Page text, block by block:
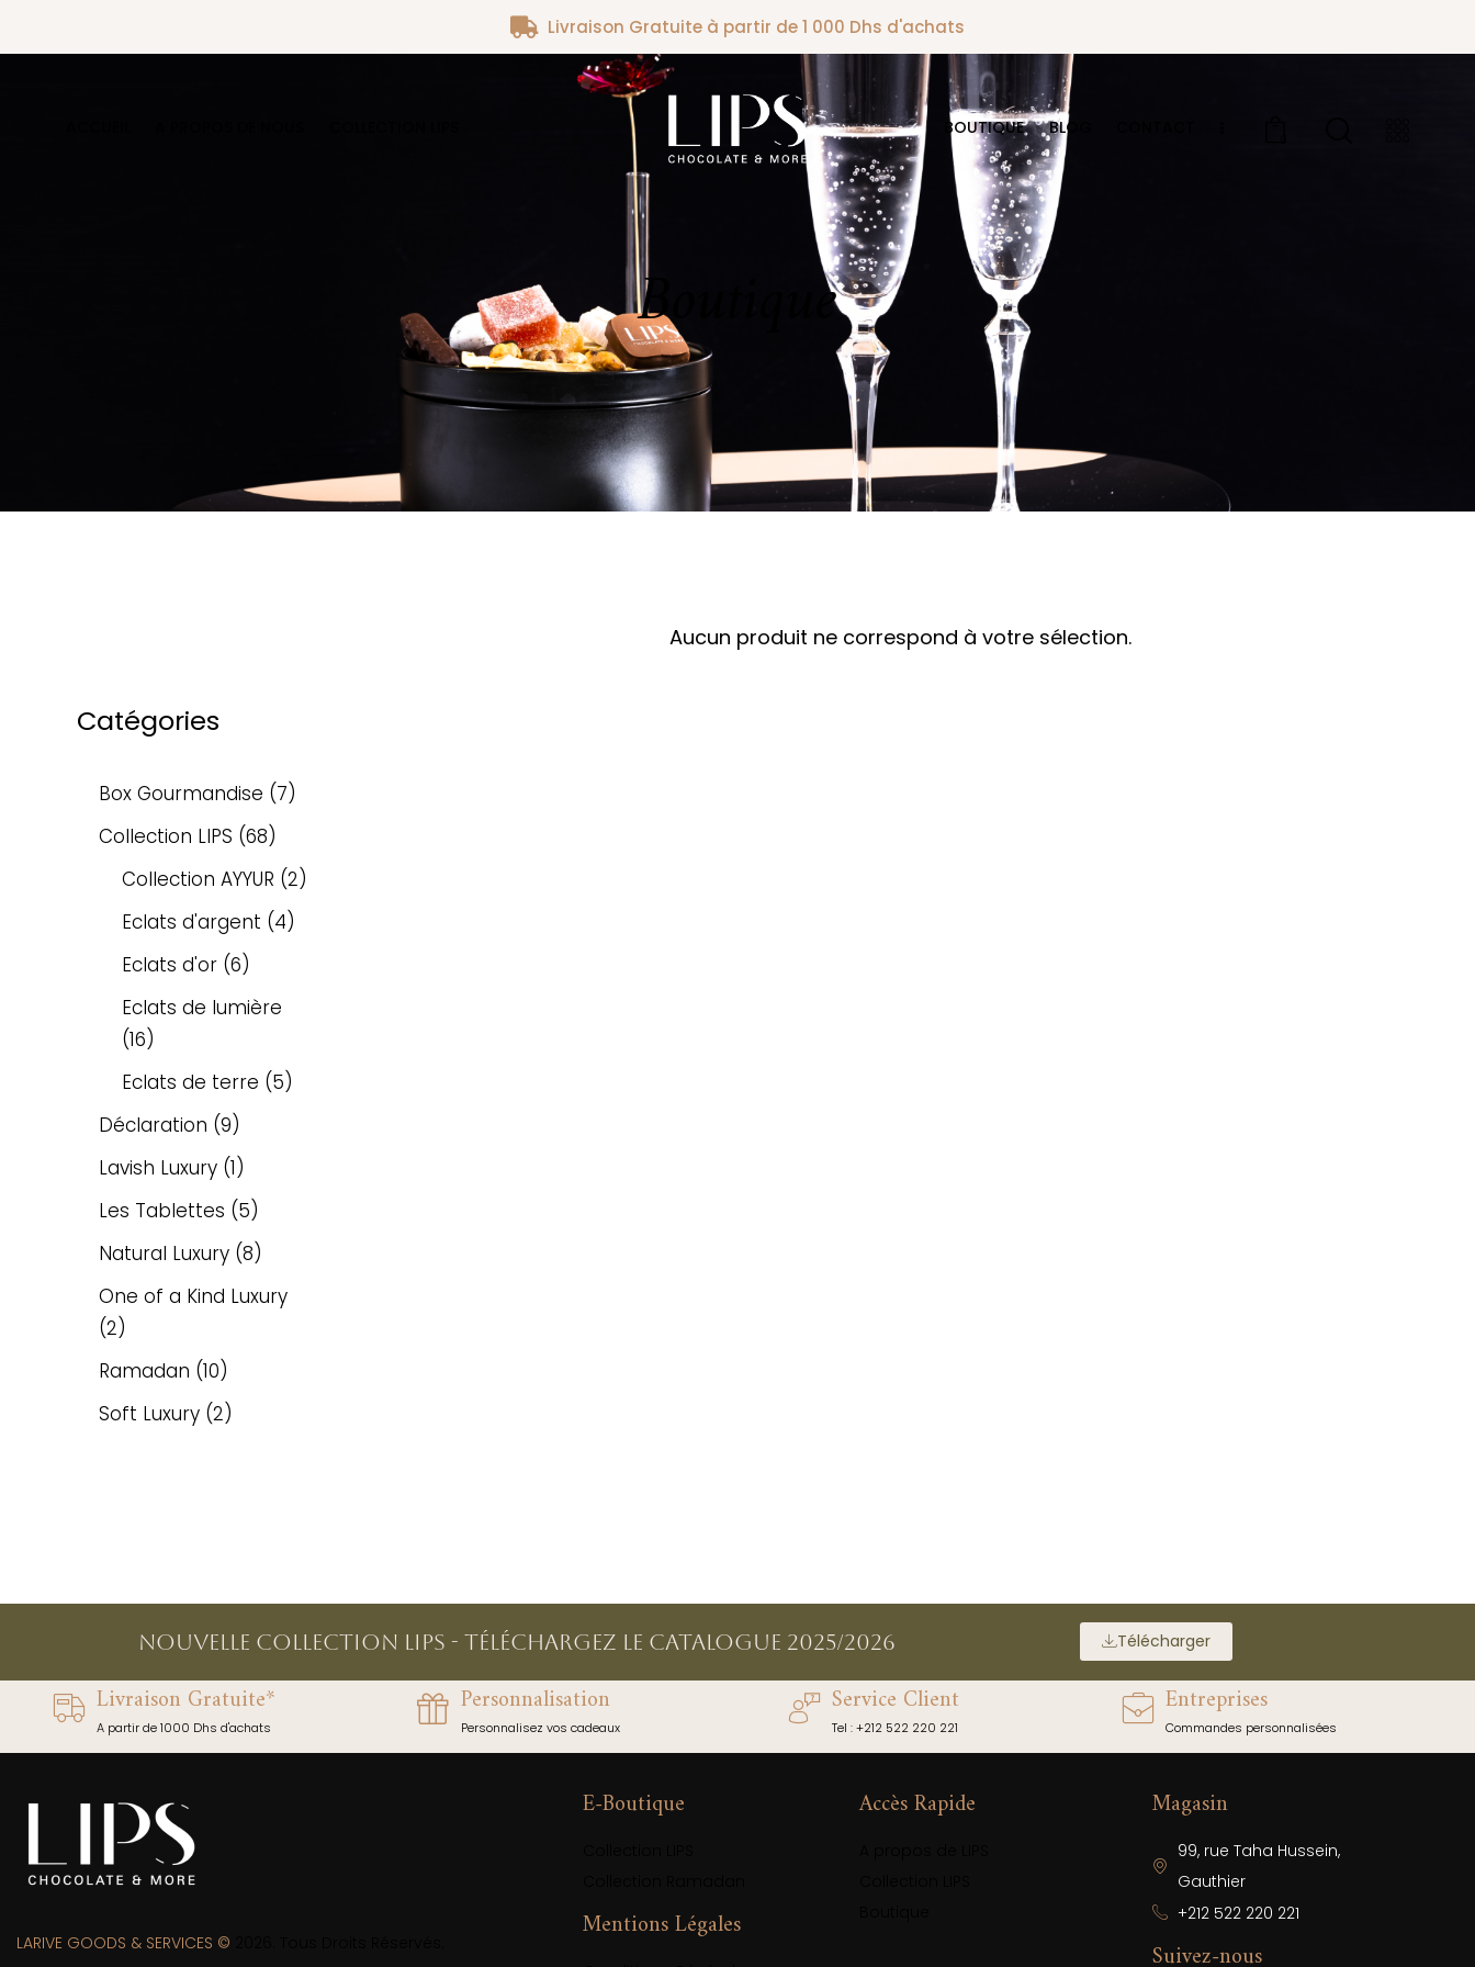
Livraison Gratuite à partir de 1 000 Dhs d'achats
BOUTIQUE BLOG
Boutique
Aucun produit ne correspond à votre sélection.
Catégories
Box Gourmandise 7
Collection LIPS 68
Collection AYYUR 2
Eclats d'argent 4
Eclats d'or 6
Eclats de lumière
16
Eclats de terre 5
Déclaration 9
Lavish Luxury 1
Les Tablettes 5
Natural Luxury 8
One of a Kind Luxury
2
Ramadan 10
Soft Luxury 2
NOUVELLE COLLECTION LIPS - Téléchargez le catalogue 2025/2026 Télécharger
Livraison Gratuite*
A partir de 1000 Dhs d'achats
Personnalisation
Personnalisez vos cadeaux
Service Client
Tel : +212 522 220 221
Entreprises
Commandes personnalisées
LARIVE GOODS & SERVICES ©
E-Boutique
Mentions Légales
Accès Rapide Magasin
99, rue Taha Hussein,
Gauthier
+212 522 220 221
Suivez-nous